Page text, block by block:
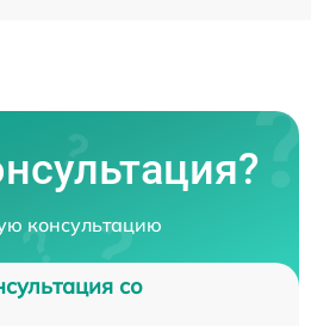
консультацию
со